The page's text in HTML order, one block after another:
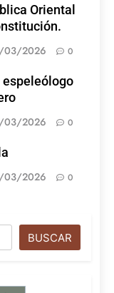
Oriental
03/2026 0
espeleólogo
03/2026 0
03/2026 0
BUSCAR